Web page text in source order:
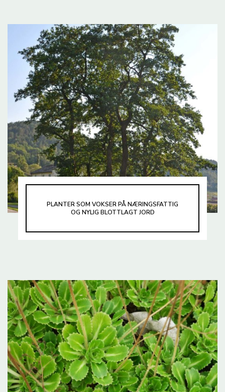
PLANTER SOM VOKSER PÅ NÆRINGSFATTIG
OG NYLIG BLOTTLAGT JORD